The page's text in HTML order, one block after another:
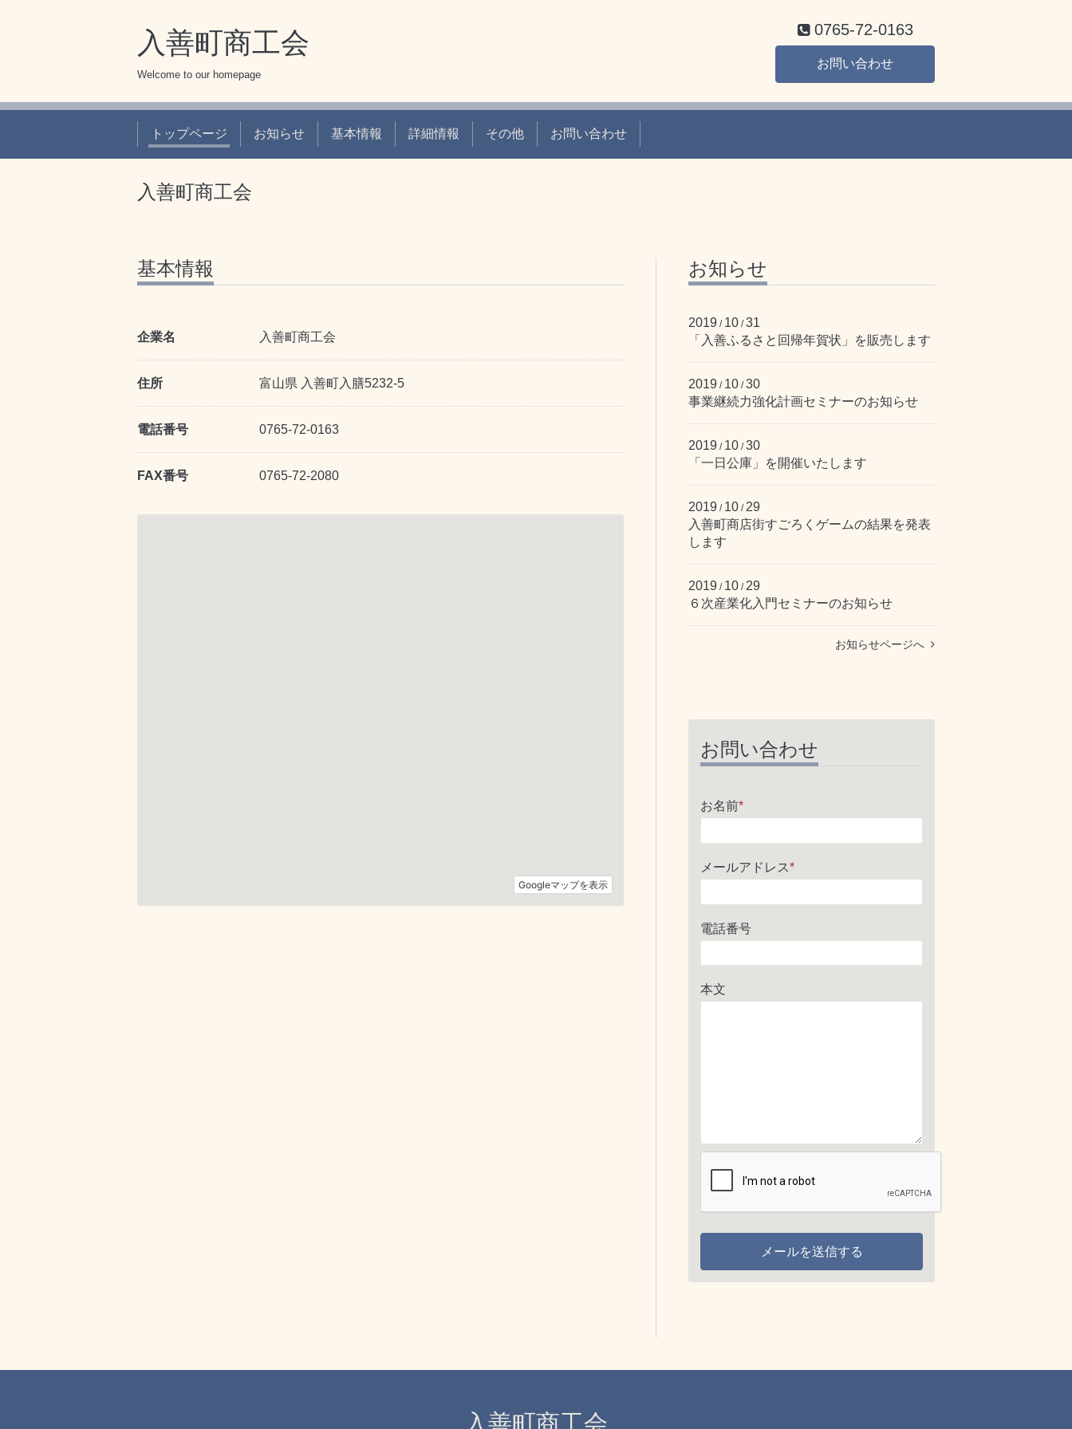
入善町商工会
Welcome to our homepage
0765-72-0163
お問い合わせ
トップページ お知らせ 基本情報 詳細情報 その他 お問い合わせ
入善町商工会
基本情報
企業名 入善町商工会
住所 富山県 入善町入膳5232-5
電話番号 0765-72-0163
FAX番号 0765-72-2080
お知らせ
2019 / 10 /31
「入善ふるさと回帰年賀状」を販売します
2019 / 10 /30
事業継続力強化計画セミナーのお知らせ
2019 / 10 /30
「一日公庫」を開催いたします
2019 / 10 / 29
入善町商店街すごろくゲームの結果を発表
します
2019 / 10 / 29
６次産業化入門セミナーのお知らせ
お知らせページへ
お問い合わせ
お名前*
メールアドレス*
電話番号
本文
入善町商工会